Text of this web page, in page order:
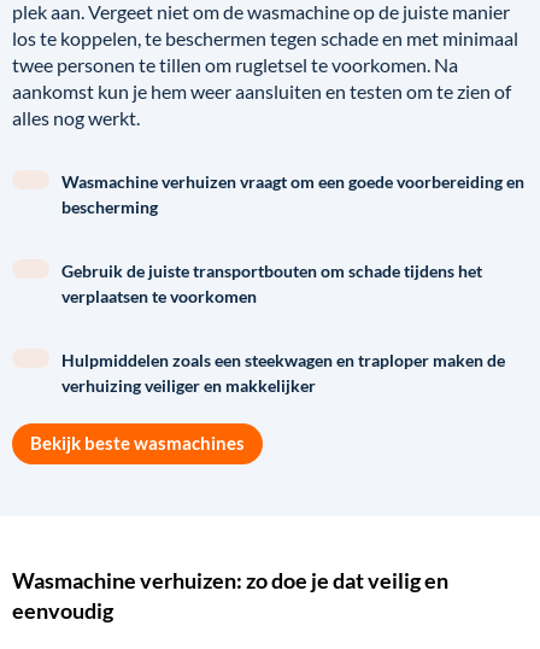
plek aan. Vergeet niet om de wasmachine op de juiste manier
los te koppelen, te beschermen tegen schade en met minimaal
twee personen te tillen om rugletsel te voorkomen. Na
aankomst kun je hem weer aansluiten en testen om te zien of
alles nog werkt.
Wasmachine verhuizen vraagt om een goede voorbereiding en
bescherming
Gebruik de juiste transportbouten om schade tijdens het
verplaatsen te voorkomen
Hulpmiddelen zoals een steekwagen en traploper maken de
verhuizing veiliger en makkelijker
Bekijk beste wasmachines
Wasmachine verhuizen: zo doe je dat veilig en
eenvoudig